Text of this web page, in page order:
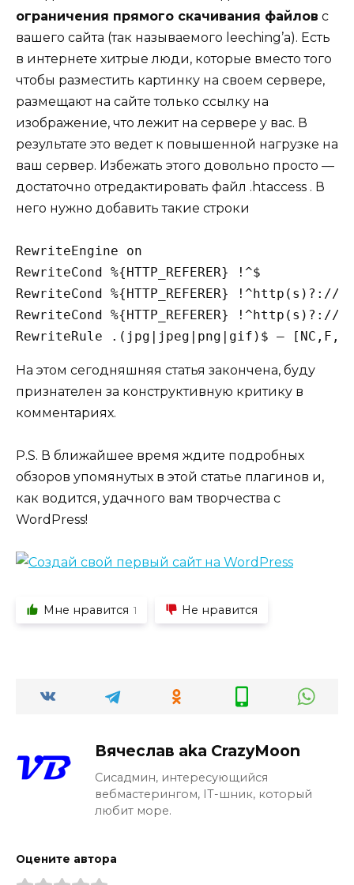
ограничения прямого скачивания файлов с
вашего сайта (так называемого leeching’а). Есть
в интернете хитрые люди, которые вместо того
чтобы разместить картинку на своем сервере,
размещают на сайте только ссылку на
изображение, что лежит на сервере у вас. В
результате это ведет к повышенной нагрузке на
ваш сервер. Избежать этого довольно просто —
достаточно отредактировать файл .htaccess . В
него нужно добавить такие строки
RewriteEngine on
RewriteCond %{HTTP_REFERER} !^$
RewriteCond %{HTTP_REFERER} !^http(s)?://
RewriteCond %{HTTP_REFERER} !^http(s)?://
RewriteRule .(jpg|jpeg|png|gif)$ –
На этом сегодняшняя статья закончена, буду
признателен за конструктивную критику в
комментариях.
P.S. В ближайшее время ждите подробных
обзоров упомянутых в этой статье плагинов и,
как водится, удачного вам творчества с
WordPress!
Мне нравится 1 Не нравится
Вячеслав aka CrazyMoon
Сисадмин, интересующийся
вебмастерингом, IT-шник, который
любит море.
Оцените автора